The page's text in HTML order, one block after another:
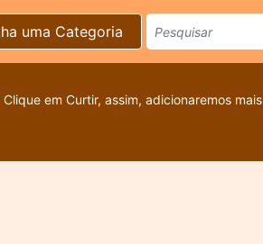
uma Categoria
em Curtir, assim, adicionaremos